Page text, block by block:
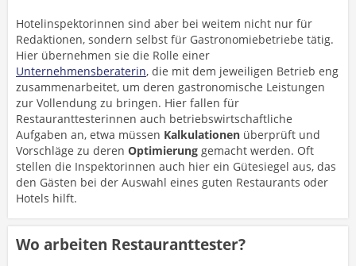
Hotelinspektorinnen sind aber bei weitem nicht nur für
Redaktionen, sondern selbst für Gastronomiebetriebe tätig.
Hier übernehmen sie die Rolle einer
Unternehmensberaterin, die mit dem jeweiligen Betrieb eng
zusammenarbeitet, um deren gastronomische Leistungen
zur Vollendung zu bringen. Hier fallen für
Restauranttesterinnen auch betriebswirtschaftliche
Aufgaben an, etwa müssen Kalkulationen überprüft und
Vorschläge zu deren Optimierung gemacht werden. Oft
stellen die Inspektorinnen auch hier ein Gütesiegel aus, das
den Gästen bei der Auswahl eines guten Restaurants oder
Hotels hilft.
Wo arbeiten Restauranttester?